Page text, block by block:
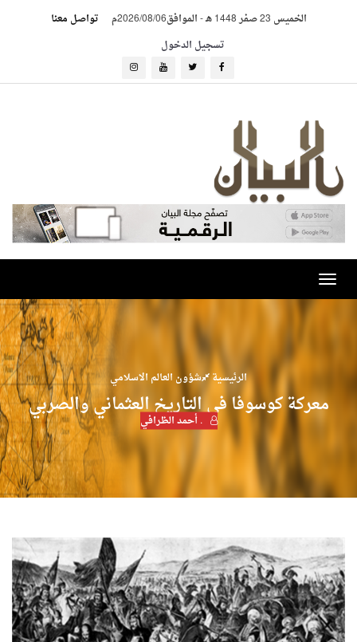
الخميس 23 صفر 1448 هـ -الموافق2026/08/06م
تواصل معنا
تسجيل الدخول
Toggle
navigation
الرئيسية شؤون العالم الاسلامي
معركة كوسوفا في التاريخ العثماني والصربي
. أحمد الظرافي